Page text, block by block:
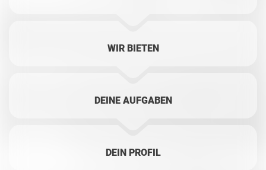
WIR BIETEN
DEINE AUFGABEN
DEIN PROFIL